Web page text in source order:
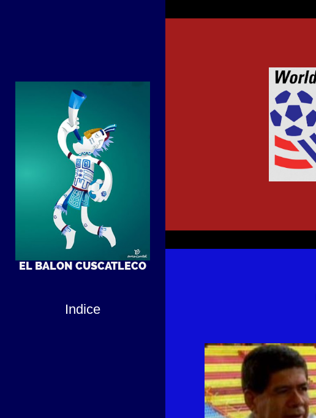
EL BALON CUSCATLECO
Indice